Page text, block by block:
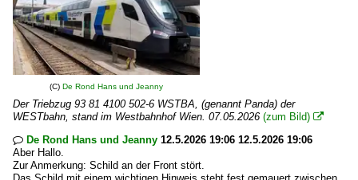
(C) De Rond Hans und Jeanny
Der Triebzug 93 81 4100 502-6 WSTBA, (genannt Panda) der
WESTbahn, stand im Westbahnhof Wien. 07.05.2026 (zum Bild) 
 De Rond Hans und Jeanny 12.5.2026 19:06 12.5.2026 19:06
Aber Hallo.
Zur Anmerkung: Schild an der Front stört.